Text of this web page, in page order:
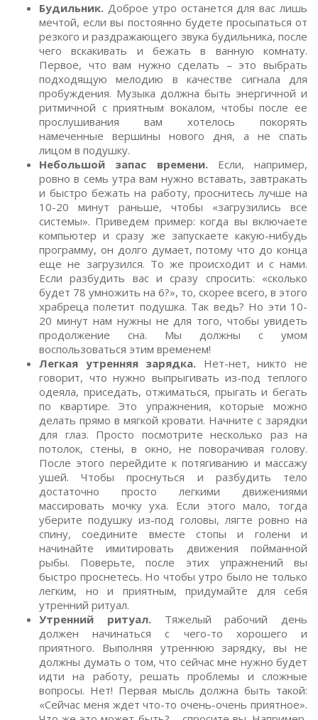
Будильник. Доброе утро останется для вас лишь
мечтой, если вы постоянно будете просыпаться от
резкого и раздражающего звука будильника, после
чего вскакивать и бежать в ванную комнату.
Первое, что вам нужно сделать – это выбрать
подходящую мелодию в качестве сигнала для
пробуждения. Музыка должна быть энергичной и
ритмичной с приятным вокалом, чтобы после ее
прослушивания вам хотелось покорять
намеченные вершины нового дня, а не спать
лицом в подушку.
Небольшой запас времени.Если, например,
ровно в семь утра вам нужно вставать, завтракать
и быстро бежать на работу, проснитесь лучше на
10-20 минут раньше, чтобы «загрузились все
системы». Приведем пример: когда вы включаете
компьютер и сразу же запускаете какую-нибудь
программу, он долго думает, потому что до конца
еще не загрузился. То же происходит и с нами.
Если разбудить вас и сразу спросить: «сколько
будет 78 умножить на 6?», то, скорее всего, в этого
храбреца полетит подушка. Так ведь? Но эти 10-
20 минут нам нужны не для того, чтобы увидеть
продолжение сна. Мы должны с умом
воспользоваться этим временем!
Легкая утренняя зарядка. Нет-нет, никто не
говорит, что нужно выпрыгивать из-под теплого
одеяла, приседать, отжиматься, прыгать и бегать
по квартире. Это упражнения, которые можно
делать прямо в мягкой кровати. Начните с зарядки
для глаз. Просто посмотрите несколько раз на
потолок, стены, в окно, не поворачивая голову.
После этого перейдите к потягиванию и массажу
ушей. Чтобы проснуться и разбудить тело
достаточно просто легкими движениями
массировать мочку уха. Если этого мало, тогда
уберите подушку из-под головы, лягте ровно на
спину, соедините вместе стопы и голени и
начинайте имитировать движения пойманной
рыбы. Поверьте, после этих упражнений вы
быстро проснетесь. Но чтобы утро было не только
легким, но и приятным, придумайте для себя
утренний ритуал.
Утренний ритуал.Тяжелый рабочий день
должен начинаться с чего-то хорошего и
приятного. Выполняя утреннюю зарядку, вы не
должны думать о том, что сейчас мне нужно будет
идти на работу, решать проблемы и сложные
вопросы. Нет! Первая мысль должна быть такой:
«Сейчас меня ждет что-то очень-очень приятное».